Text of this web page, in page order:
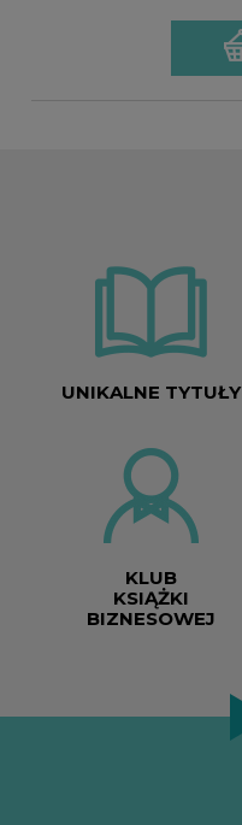
UNIKALNE TYTUŁY
KLUB
KSIĄŻKI
BIZNESOWEJ